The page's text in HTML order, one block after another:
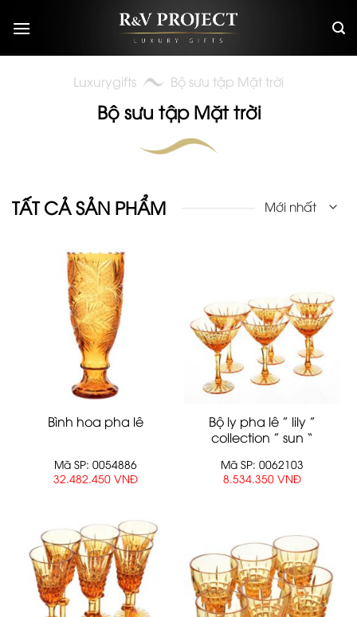
Luxurygifts
Bộ sưu tập Mặt trời
Bộ sưu tập Mặt trời
TẤT CẢ SẢN PHẨM
Bình hoa pha lê
Mã SP: 0054886
32.482.450 VNĐ
Bộ ly pha lê ” lily ”
collection ” sun “
Mã SP: 0062103
8.534.350 VNĐ